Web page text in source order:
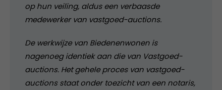
op hun veiling, aldus een verbaasde
medewerker van vastgoed-auctions.
De werkwijze van Biedenenwonen is
nagenoeg identiek aan die van Vastgoed-
auctions. Het gehele proces van vastgoed-
auctions staat onder toezicht van een notaris,